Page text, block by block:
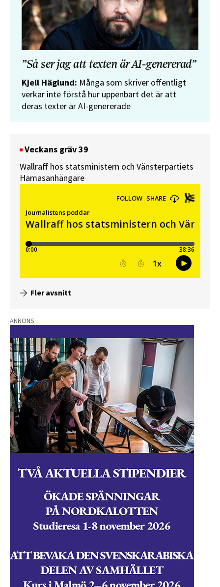
”Så ser jag att texten är AI-genererad”
Kjell Häglund: Många som skriver offentligt
verkar inte förstå hur uppenbart det är att
deras texter är AI-genererade
Veckans gräv 39
Wallraff hos statsministern och Vänsterpartiets
Hamasanhängare
Fler avsnitt
ANNONS